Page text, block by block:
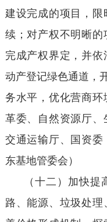
建设完成的项目，
续；对产权不明晰的
完成产权界定，并
动产登记绿色通道，
务水平，优化营商
革委、自然资源厅、
交通运输厅、国资
东基地管委会）
（十二）加快
路、能源、垃圾处